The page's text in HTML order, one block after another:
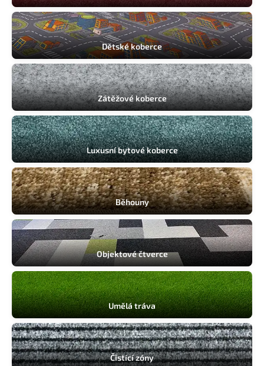
Dětský pokoj Pracovna
Chodba Kancelář
Komerční prostory
Dětské koberce
Zátěžové koberce
Luxusní bytové koberce
Běhouny
Objektové čtverce
Umělá tráva
Čistící zóny